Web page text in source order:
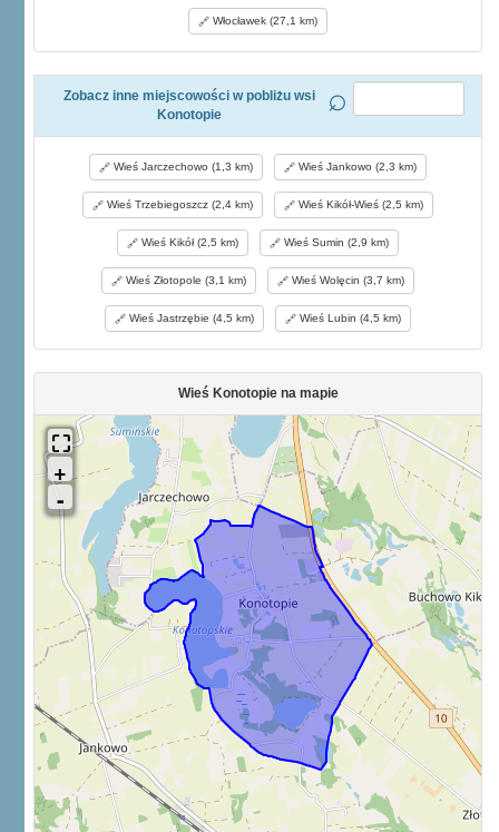
Włocławek (27,1 km)
Zobacz inne miejscowości w pobliżu wsi
Konotopie
Wieś Jarczechowo (1,3 km) Wieś Jankowo (2,3 km)
Wieś Trzebiegoszcz (2,4 km) Wieś Kikół-Wieś (2,5 km)
Wieś Kikół (2,5 km) Wieś Sumin (2,9 km)
Wieś Złotopole (3,1 km) Wieś Wolęcin (3,7 km)
Wieś Jastrzębie (4,5 km) Wieś Lubin (4,5 km)
Wieś Konotopie na mapie